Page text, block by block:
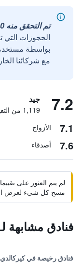
تم التحقق منه 100%
الحجوزات التي
مع شركائنا
7.2 جيد
1,119 من التقييمات تم التحقق منها
7.1 الأزواج
7.6 أصدقاء
لم يتم العثور على
مسح كل شيء لعرض
فنادق مشابهة
فنادق رخيصة في كيركالدي